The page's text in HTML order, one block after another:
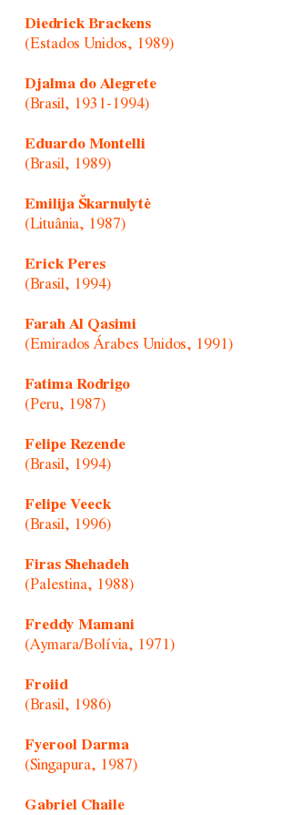
Diedrick Brackens
(Estados Unidos, 1989)
Djalma do Alegrete
(Brasil, 1931-1994)
Eduardo Montelli
(Brasil, 1989)
Emilija Škarnulytė
(Lituânia, 1987)
Erick Peres
(Brasil, 1994)
Farah Al Qasimi
(Emirados Árabes Unidos, 1991)
Fatima Rodrigo
(Peru, 1987)
Felipe Rezende
(Brasil, 1994)
Felipe Veeck
(Brasil, 1996)
Firas Shehadeh
(Palestina, 1988)
Freddy Mamani
(Aymara/Bolívia, 1971)
Froiid
(Brasil, 1986)
Fyerool Darma
(Singapura, 1987)
Gabriel Chaile